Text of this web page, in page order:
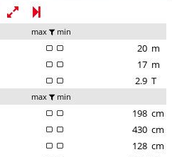
max min
20 m
17 m
2.9 T
max min
198 cm
430 cm
128 cm